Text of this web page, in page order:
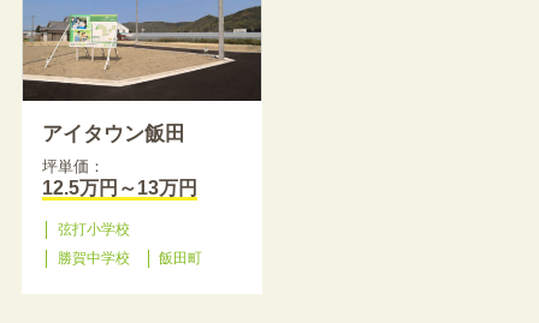
アイタウン飯田
坪単価：
12.5万円～13万円
弦打小学校
勝賀中学校
飯田町